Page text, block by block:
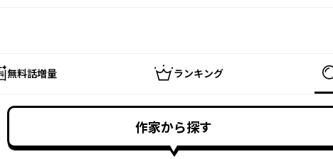
無料話増量 ランキング
作家から探す